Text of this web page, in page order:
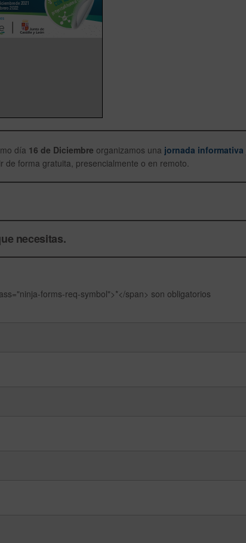
día 16 de Diciembre organizamos una jornada informativa
de forma gratuita, presencialmente o en remoto.
necesitas.
forms-req-symbol">*</span> son obligatorios